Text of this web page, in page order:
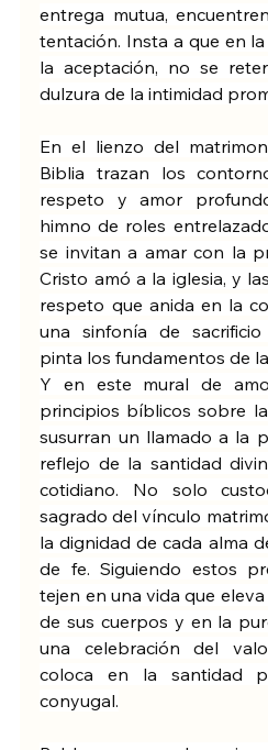
entrega mutua,
tentación. Insta a que en
la aceptación, no se
dulzura de la intimidad
En el lienzo del
Biblia trazan los
respeto y amor
himno de roles
se invitan a amar con la
Cristo amó a la iglesia, y
respeto que anida en la
una sinfonía de
pinta los fundamentos de
Y en este mural de
principios bíblicos sobre
susurran un llamado a la
reflejo de la santidad
cotidiano. No solo
sagrado del vínculo
la dignidad de cada alma
de fe. Siguiendo estos
tejen en una vida que
de sus cuerpos y en la
una celebración del
coloca en la santidad
conyugal.